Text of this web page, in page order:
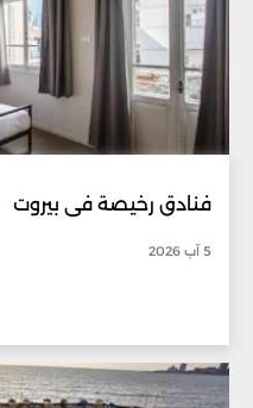
فنادق رخيصة في بيروت
5 آب 2026